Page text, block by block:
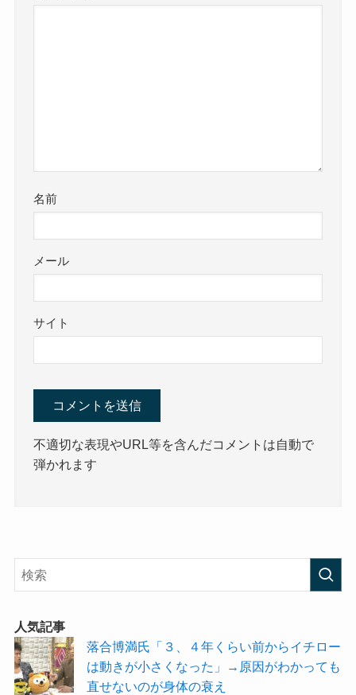
名前
メール
サイト
不適切な表現やURL等を含んだコメントは自動で
弾かれます
人気記事
落合博満氏「３、４年くらい前からイチロー
は動きが小さくなった」→原因がわかっても
直せないのが身体の衰え